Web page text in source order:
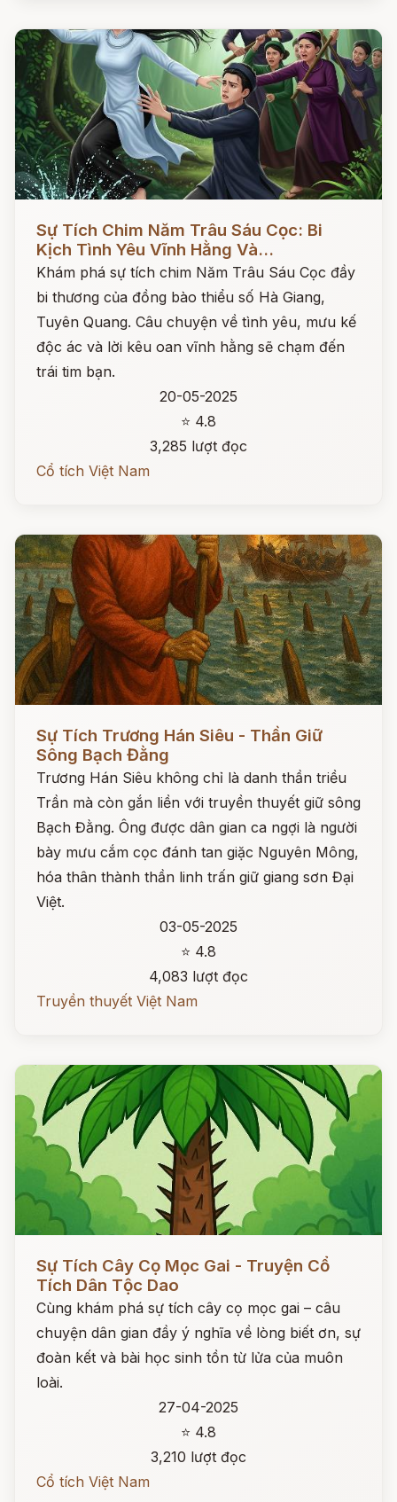
Sự Tích Chim Năm Trâu Sáu Cọc: Bi
Kịch Tình Yêu Vĩnh Hằng Và...
Khám phá sự tích chim Năm Trâu Sáu Cọc đầy
bi thương của đồng bào thiểu số Hà Giang,
Tuyên Quang. Câu chuyện về tình yêu, mưu kế
độc ác và lời kêu oan vĩnh hằng sẽ chạm đến
trái tim bạn.
20-05-2025
⭐ 4.8
3,285 lượt đọc
Cổ tích Việt Nam
Sự Tích Trương Hán Siêu - Thần Giữ
Sông Bạch Đằng
Trương Hán Siêu không chỉ là danh thần triều
Trần mà còn gắn liền với truyền thuyết giữ sông
Bạch Đằng. Ông được dân gian ca ngợi là người
bày mưu cắm cọc đánh tan giặc Nguyên Mông,
hóa thân thành thần linh trấn giữ giang sơn Đại
Việt.
03-05-2025
⭐ 4.8
4,083 lượt đọc
Truyền thuyết Việt Nam
Sự Tích Cây Cọ Mọc Gai - Truyện Cổ
Tích Dân Tộc Dao
Cùng khám phá sự tích cây cọ mọc gai – câu
chuyện dân gian đầy ý nghĩa về lòng biết ơn, sự
đoàn kết và bài học sinh tồn từ lửa của muôn
loài.
27-04-2025
⭐ 4.8
3,210 lượt đọc
Cổ tích Việt Nam